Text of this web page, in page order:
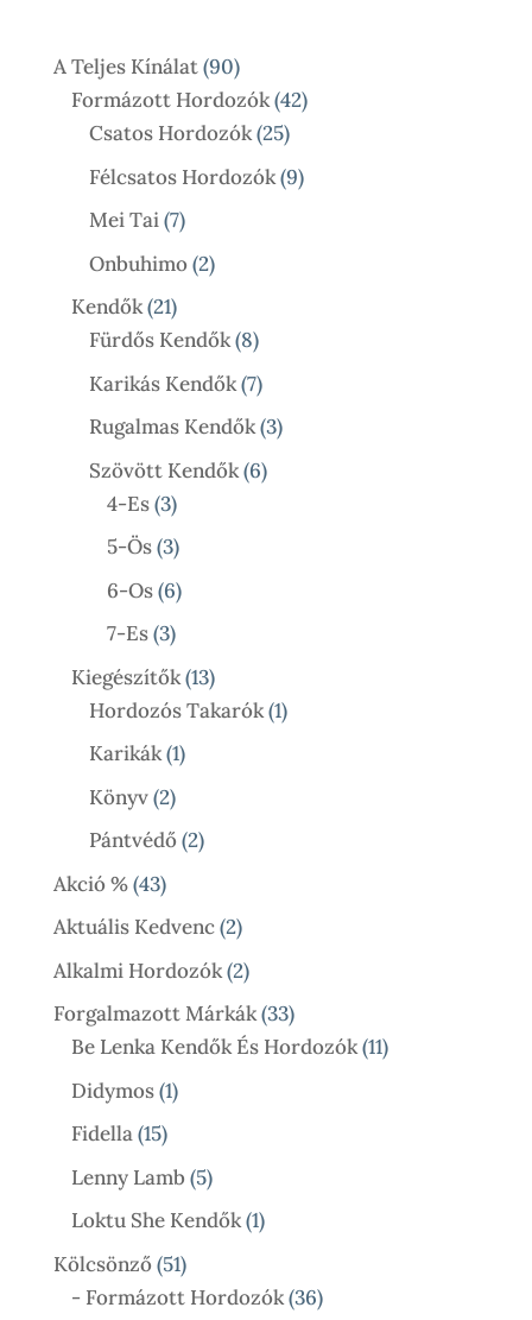
A Teljes Kínálat 9090
Termék
Formázott Hordozók 4242
Csatos Hordozók 2525
Termék
Félcsatos Hordozók 99
Mei Tai 77
Termék
Onbuhimo 22
Kendők 2121
Termék
Fürdős Kendők 88
Termék
Karikás Kendők 77
Termék
Rugalmas Kendők 33
Szövött Kendők 66
4-Es 33
Termék
5-Ös 33
Termék
6-Os 66
Termék
7-Es 33
Termék
Kiegészítők 1313
Termék
Hordozós Takarók 11
Karikák 11
Könyv 22
Termék
Pántvédő 22
Akció % 4343
Termék
Aktuális Kedvenc 22
Termék
Alkalmi Hordozók 22
Termék
Forgalmazott Márkák 3333
Termék
Be Lenka Kendők És Hordozók 1111
Didymos 11
Fidella 1515
Termék
Lenny Lamb 55
Termék
Loktu She Kendők 11
Kölcsönző 5151
Termék
- Formázott Hordozók 3636